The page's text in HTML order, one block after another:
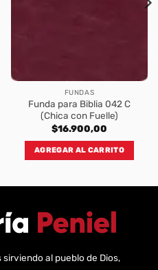
FUNDAS
Funda para Biblia 042 C
(Chica con Fuelle)
$16.900,00
AGREGAR AL CARRITO
al pueblo de Dios,